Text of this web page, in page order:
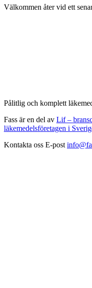
Välkommen åter vid ett
Pålitlig och komplett
Fass är en del av Lif –
läkemedelsföretagen i
Kontakta oss E-post